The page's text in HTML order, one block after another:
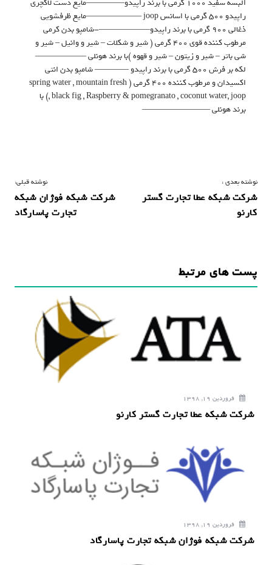
البسه سفید ۱۰۰۰ گرمی با برند راپیدو————–مایع دست لاکچری
راپیدو ۵۰۰ گرمی با اسانس joop ——————–مایع ظرفشویی
ذغالی ۹۰۰ گرمی با برند راپیدو——————-شامپو بدن کرمی
مرطوب کننده قوی ۴۰۰ گرمی ( شیر و شکلات – شیر و وانیل – شیر و
شی باتر – شیر و زیتون – شیر و قهوه )با برند هونلی ——————
لکه بر فرش ۵۰۰ گرمی با برند راپیدو ———— شامپو بدن انتی
اکسیدان و مرطوب کننده ۴۰۰ گرمی ( spring water , mountain fresh
, black fig , Raspberry & pomegranato , coconut water, joop) با
برند هونلی ————————
ر
ا
ی
نوشته قبلی:
شرکت شبکه فوژان شبکه
تجارت پاسارگاد
نوشته بعدی :
شرکت شبکه عطا تجارت گستر
کارنو
پست های مرتبط
فروردین 19, 1398
شرکت شبکه عطا تجارت گستر کارنو
فروردین 19, 1398
شرکت شبکه فوژان شبکه تجارت پاسارگاد